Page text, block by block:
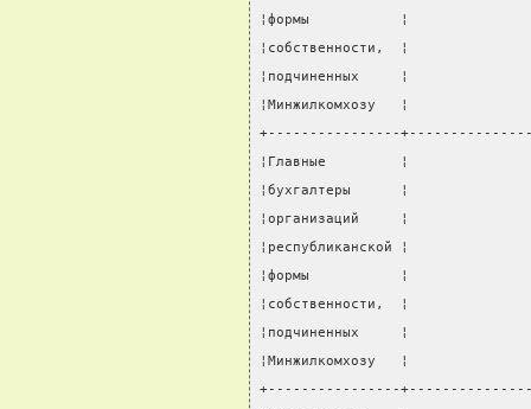
¦формы           ¦
¦собственности,  ¦
¦подчиненных     ¦
¦Минжилкомхозу   ¦
+----------------
¦Главные         ¦
¦бухгалтеры      ¦
¦организаций     ¦
¦республиканской ¦
¦формы           ¦
¦собственности,  ¦
¦подчиненных     ¦
¦Минжилкомхозу   ¦
+----------------